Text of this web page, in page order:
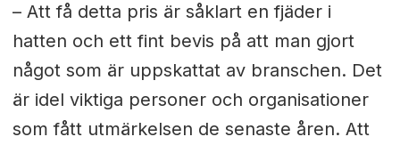
– Att få detta pris är såklart en fjäder i
hatten och ett fint bevis på att man gjort
något som är uppskattat av branschen. Det
är idel viktiga personer och organisationer
som fått utmärkelsen de senaste åren. Att